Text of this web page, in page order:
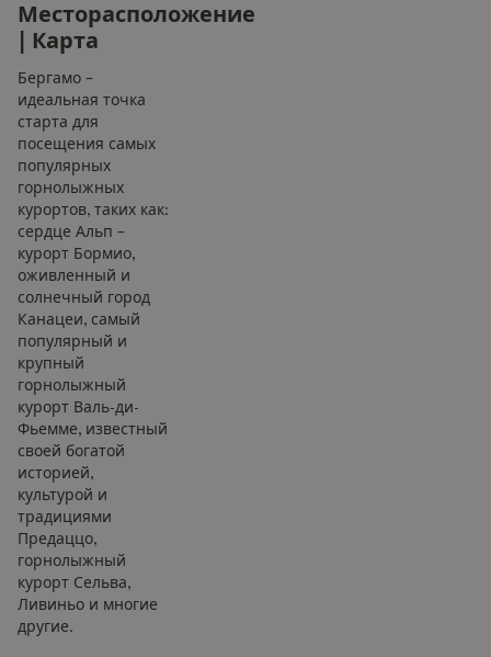
Месторасположение
Карта
Бергамо –
идеальная точка
старта для
посещения самых
популярных
горнолыжных
курортов, таких как:
сердце Альп –
курорт Бормио,
оживленный и
солнечный город
Канацеи, самый
популярный и
крупный
горнолыжный
курорт Валь-ди-
Фьемме, известный
своей богатой
историей,
культурой и
традициями
Предаццо,
горнолыжный
курорт Сельва,
Ливиньо и многие
другие.